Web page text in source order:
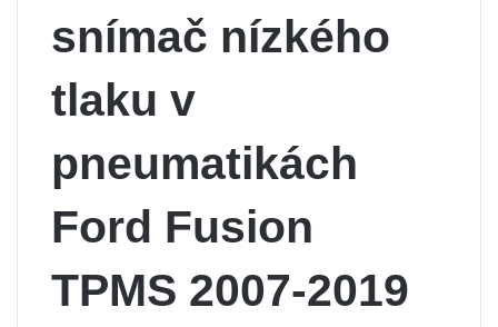
snímač nízkého
tlaku v
pneumatikách
Ford Fusion
TPMS 2007-2019